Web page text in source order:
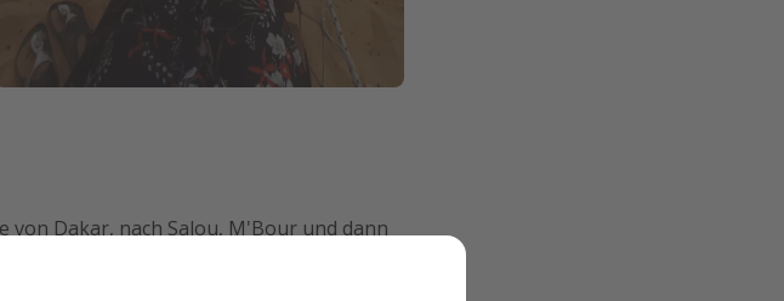
von Dakar, nach Salou, M'Bour und dann
dort reisten wir mit einem 4-tägigen
Unsere letzten Tage verbrachten wir im